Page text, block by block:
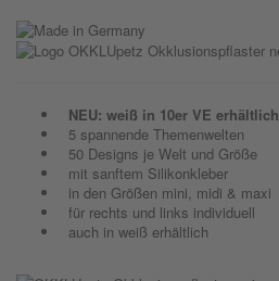
NEU: weiß in 10er VE erhältlich
5 spannende Themenwelten
50 Designs je Welt und Größe
mit sanftem Silikonkleber
in den Größen mini, midi & maxi
für rechts und links individuell
auch in weiß erhältlich